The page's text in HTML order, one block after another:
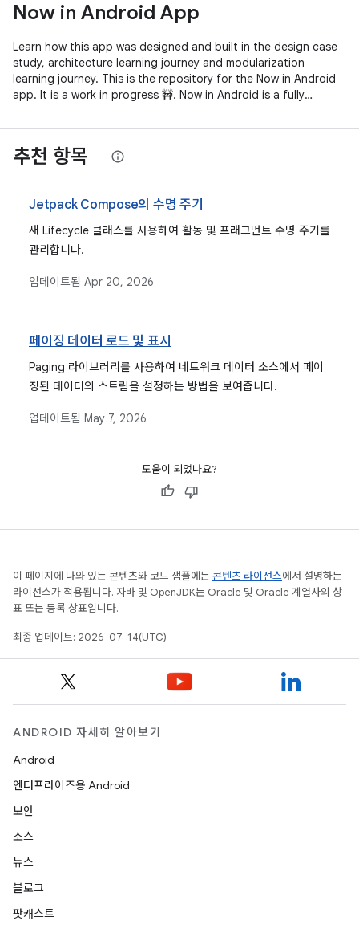
Now in Android App
Learn how this app was designed and built in the design case
study, architecture learning journey and modularization
learning journey. This is the repository for the Now in Android
app. It is a work in progress 🚧. Now in Android is a fully
추천 항목
Jetpack Compose의 수명 주기
새 Lifecycle 클래스를 사용하여 활동 및 프래그먼트 수명 주기를
관리합니다.
업데이트됨 Apr 20, 2026
페이징 데이터 로드 및 표시
Paging 라이브러리를 사용하여 네트워크 데이터 소스에서 페이
징된 데이터의 스트림을 설정하는 방법을 보여줍니다.
업데이트됨 May 7, 2026
도움이 되었나요?
이 페이지에 나와 있는 콘텐츠와 코드 샘플에는 콘텐츠 라이선스에서 설명하는
라이선스가 적용됩니다. 자바 및 OpenJDK는 Oracle 및 Oracle 계열사의 상
표 또는 등록 상표입니다.
최종 업데이트: 2026-07-14(UTC)
ANDROID 자세히 알아보기
Android
엔터프라이즈용 Android
보안
소스
뉴스
블로그
팟캐스트